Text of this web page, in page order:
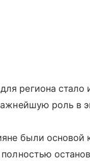
региона стало
роль в
были основой